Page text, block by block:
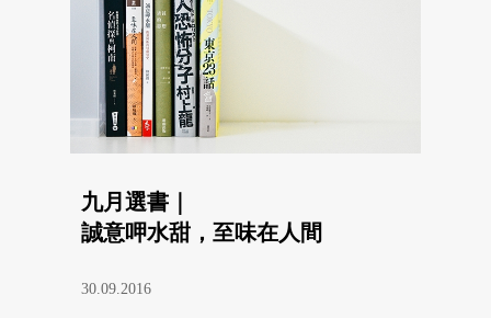
九月選書｜
誠意呷水甜，至味在人間
30.09.2016